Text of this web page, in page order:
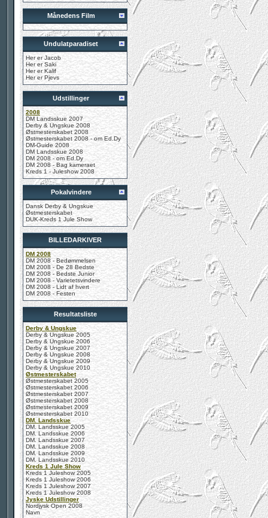
Månedens Film
Undulatparadiset
Her er Jacob
Her er Saki
Her er Kalif
Her er Pjevs
Udstillinger
2008
DM Landsskue 2007
Derby & Ungskue 2008
Østmesterskabet 2008
Østmesterskabet 2008 - om Ed.Dy
DM-Guide 2008
DM Landsskue 2008
DM 2008 - om Ed.Dy
DM 2008 - Bag kameraet
Kreds 1 - Juleshow 2008
Pokalvindere
Dansk Derby & Ungskue
Østmesterskabet
DUK-Kreds 1 Jule Show
BILLEDARKIVER
DM 2008
DM 2008 - Bedømmelsen
DM 2008 - De 28 Bedste
DM 2008 - Bedste Junior
DM 2008 - Varietetsvindere
DM 2008 - Lidt af hvert
DM 2008 - Festen
Resultatsliste
Derby & Ungskue
Derby & Ungskue 2005
Derby & Ungskue 2006
Derby & Ungskue 2007
Derby & Ungskue 2008
Derby & Ungskue 2009
Derby & Ungskue 2010
Østmesterskabet
Østmesterskabet 2005
Østmesterskabet 2006
Østmesterskabet 2007
Østmesterskabet 2008
Østmesterskabet 2009
Østmesterskabet 2010
DM. Landsskue
DM. Landsskue 2005
DM. Landsskue 2006
DM. Landsskue 2007
DM. Landsskue 2008
DM. Landsskue 2009
DM. Landsskue 2010
Kreds 1 Jule Show
Kreds 1 Juleshow 2005
Kreds 1 Juleshow 2006
Kreds 1 Juleshow 2007
Kreds 1 Juleshow 2008
Jyske Udstillinger
Nordjysk Open 2008
Navn